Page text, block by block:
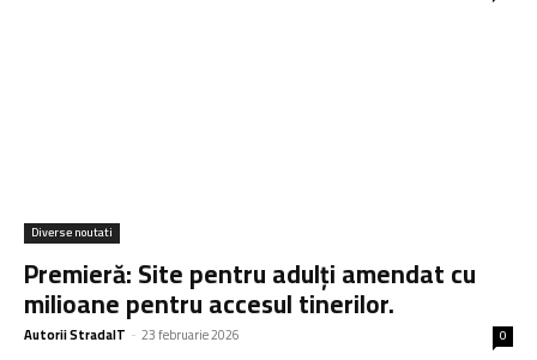
Diverse noutati
Premieră: Site pentru adulți amendat cu
milioane pentru accesul tinerilor.
Autorii StradaIT - 23 februarie 2026 0